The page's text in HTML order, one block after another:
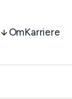
OmKarriere